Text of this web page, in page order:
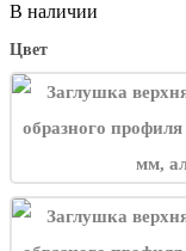
В наличии
Цвет